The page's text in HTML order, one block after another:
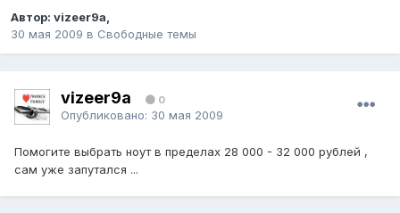
Автор: vizeer9a,
30 мая 2009 в Свободные темы
vizeer9a 0
Опубликовано: 30 мая 2009
Помогите выбрать ноут в пределах 28 000 - 32 000 рублей ,
сам уже запутался ...